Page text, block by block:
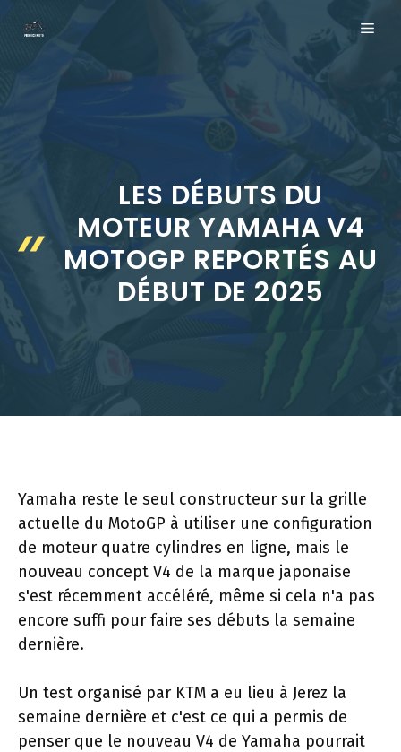
LES DÉBUTS DU
MOTEUR YAMAHA V4
MOTOGP REPORTÉS AU
DÉBUT DE 2025
Yamaha reste le seul constructeur sur la grille
actuelle du MotoGP à utiliser une configuration
de moteur quatre cylindres en ligne, mais le
nouveau concept V4 de la marque japonaise
s'est récemment accéléré, même si cela n'a pas
encore suffi pour faire ses débuts la semaine
dernière.
Un test organisé par KTM a eu lieu à Jerez la
semaine dernière et c'est ce qui a permis de
penser que le nouveau V4 de Yamaha pourrait